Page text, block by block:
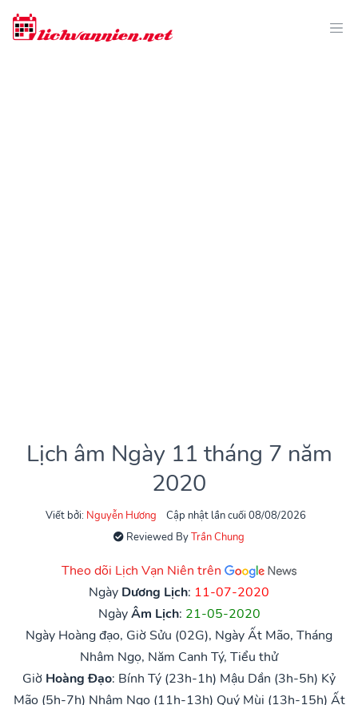
Lịch âm Ngày 11 tháng 7 năm
2020
Viết bởi: Nguyễn Hương
Cập nhật lần cuối 08/08/2026
Reviewed ByTrần Chung
Theo dõi Lịch Vạn Niên trên
Ngày Dương Lịch: 11-07-2020
NgàyÂm Lịch: 21-05-2020
Ngày Hoàng đạo, Giờ Sửu (02G), Ngày Ất Mão, Tháng
Nhâm Ngọ, Năm Canh Tý, Tiểu thử
Giờ Hoàng Đạo: Bính Tý (23h-1h) Mậu Dần (3h-5h) Kỷ
Mão (5h-7h) Nhâm Ngọ (11h-13h) Quý Mùi (13h-15h) Ất